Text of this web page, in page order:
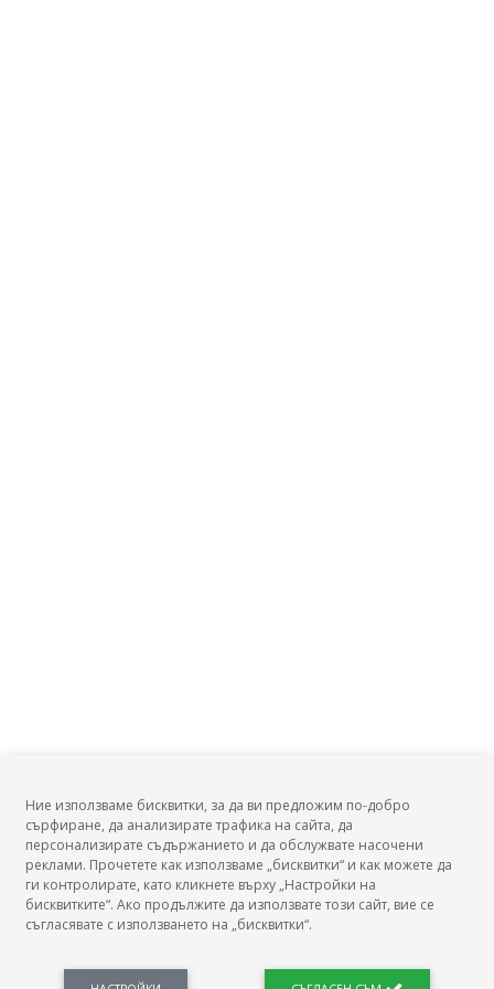
БГ Заплати
Новини, законови нормативи, кариерно ориентиране. Списък на всички
Ние използваме бисквитки, за да ви предложим по-добро
сърфиране, да анализирате трафика на сайта, да
персонализирате съдържанието и да обслужвате насочени
реклами. Прочетете как използваме „бисквитки“ и как можете да
ги контролирате, като кликнете върху „Настройки на
бисквитките“. Ако продължите да използвате този сайт, вие се
съгласявате с използването на „бисквитки“.